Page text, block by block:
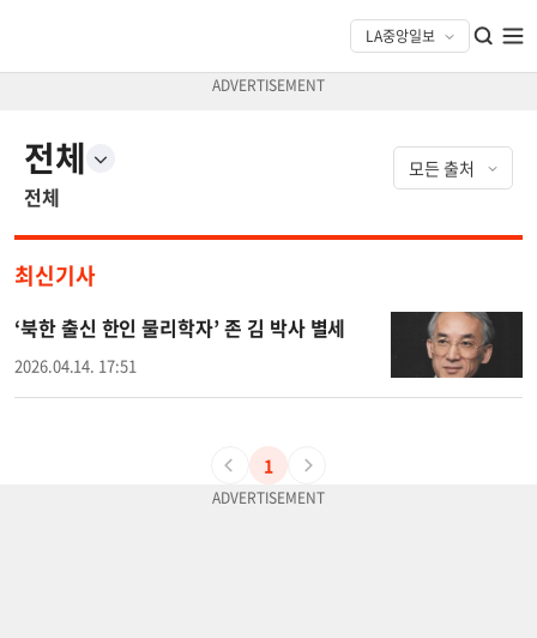
전체
전체
최신기사
‘북한 출신 한인 물리학자’ 존 김 박사 별세
2026.04.14. 17:51
1